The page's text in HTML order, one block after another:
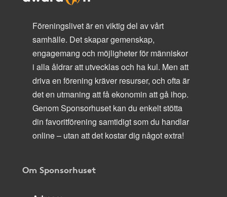
Föreningslivet är en viktig del av vårt
samhälle. Det skapar gemenskap,
engagemang och möjligheter för människor
i alla åldrar att utvecklas och ha kul. Men att
driva en förening kräver resurser, och ofta är
det en utmaning att få ekonomin att gå ihop.
Genom Sponsorhuset kan du enkelt stötta
din favoritförening samtidigt som du handlar
online – utan att det kostar dig något extra!
Om Sponsorhuset